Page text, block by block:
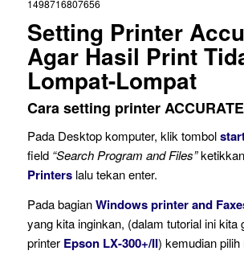
1498716807656
Setting Printer
Agar Hasil Print
Lompat-Lompat
Cara setting printer
Pada Desktop komputer, klik tombol
field “Search Program and Files”ketikkan
Printers lalu tekan enter.
Pada bagianWindows printer and
yang kita inginkan, (dalam tutorial ini kita
printer Epson LX-300+/II) kemudian pilih